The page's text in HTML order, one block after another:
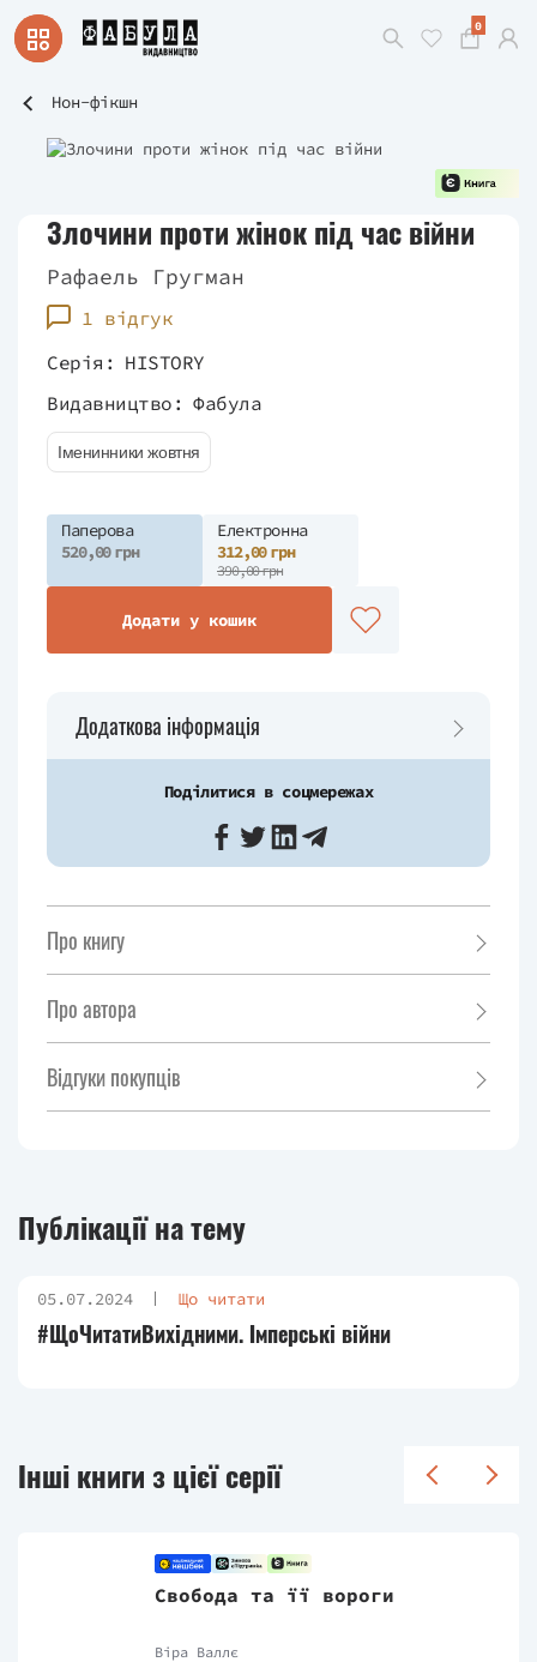
0
Нон-фікшн
Злочини проти жінок під час війни
Рафаель Гругман
1 відгук
Серія: HISTORY
Видавництво: Фабула
Іменинники жовтня
Паперова
520,00 грн
Електронна
312,00 грн
390,00 грн
Додати у кошик
Додаткова інформація
Поділитися в соцмережах
Про книгу
Про автора
Відгуки покупців
Публікації на тему
05.07.2024 Що читати
#ЩоЧитатиВихідними. Імперські війни
Інші книги з цієї серії
Свобода та її вороги
Віра Валлє